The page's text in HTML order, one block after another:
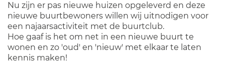
Nu zijn er pas nieuwe huizen opgeleverd en deze
nieuwe buurtbewoners willen wij uitnodigen voor
een najaarsactiviteit met de buurtclub.
Hoe gaaf is het om net in een nieuwe buurt te
wonen en zo 'oud' en 'nieuw' met elkaar te laten
kennis maken!